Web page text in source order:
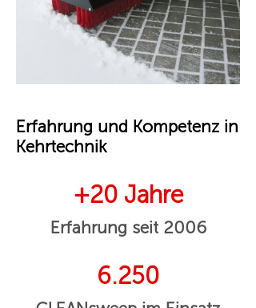
Erfahrung und Kompetenz in
Kehrtechnik
+20 Jahre
Erfahrung seit 2006
6.250